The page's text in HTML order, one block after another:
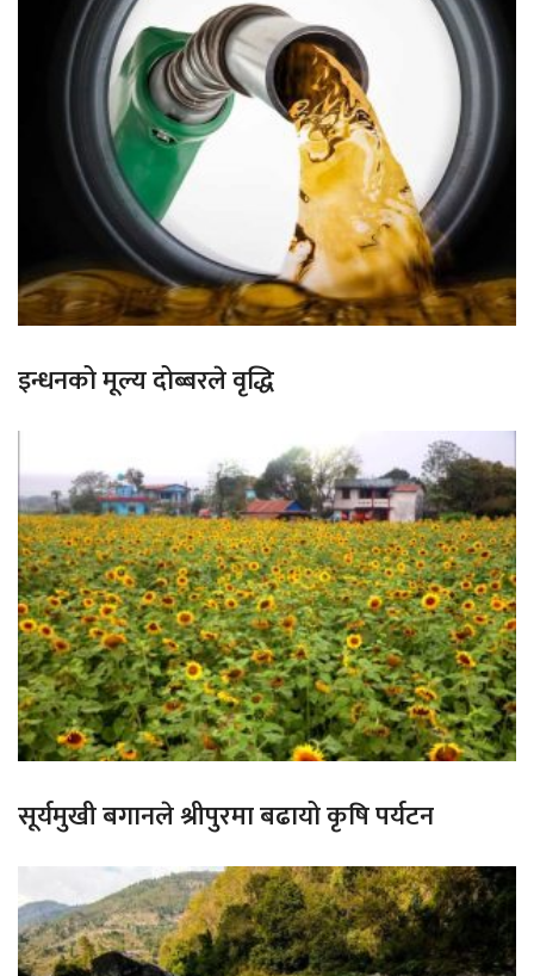
इन्धनको मूल्य दोब्बरले वृद्धि
सूर्यमुखी बगानले श्रीपुरमा बढायो कृषि पर्यटन